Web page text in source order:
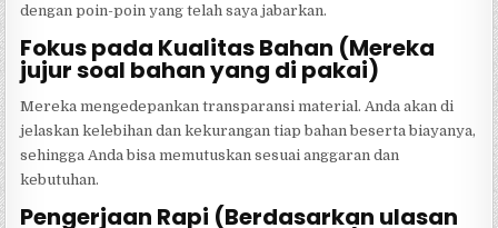
dengan poin-poin yang telah saya jabarkan.
Fokus pada Kualitas Bahan (Mereka
jujur soal bahan yang di pakai)
Mereka mengedepankan transparansi material. Anda akan di
jelaskan kelebihan dan kekurangan tiap bahan beserta biayanya,
sehingga Anda bisa memutuskan sesuai anggaran dan
kebutuhan.
Pengerjaan Rapi (Berdasarkan ulasan